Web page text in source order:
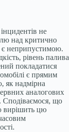
не
над критично
є неприпустимою.
рівень палива
покладатися
є прямим
як надмірна
аналогових
що
вирішить цю